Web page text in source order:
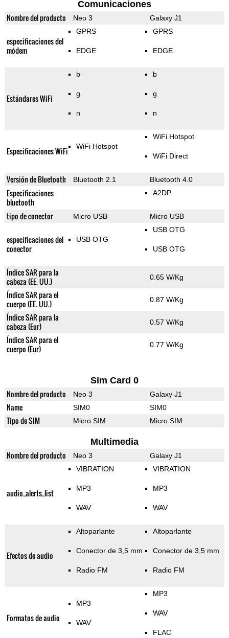
Comunicaciones
Nombre del producto Neo 3 Galaxy J1
especificaciones del
módem
GPRS
EDGE
GPRS
EDGE
Estándares WiFi
b
g
n
b
g
n
Especificaciones WiFi WiFi Hotspot
WiFi Hotspot
WiFi Direct
Versión de Bluetooth Bluetooth 2.1 Bluetooth 4.0
Especificaciones
bluetooth
A2DP
tipo de conector Micro USB Micro USB
especificaciones del
conector
USB OTG
USB OTG
USB OTG
Índice SAR para la
cabeza (EE. UU.)
0.65 W/Kg
Índice SAR para el
cuerpo (EE. UU.)
0.87 W/Kg
Índice SAR para la
cabeza (Eur)
0.57 W/Kg
Índice SAR para el
cuerpo (Eur)
0.77 W/Kg
Sim Card 0
Nombre del producto Neo 3 Galaxy J1
Name SIM0 SIM0
Tipo de SIM Micro SIM Micro SIM
Multimedia
Nombre del producto Neo 3 Galaxy J1
audio_alerts_list
VIBRATION
MP3
WAV
VIBRATION
MP3
WAV
Efectos de audio
Altoparlante
Conector de 3,5 mm
Radio FM
Altoparlante
Conector de 3,5 mm
Radio FM
Formatos de audio
MP3
WAV
MP3
WAV
FLAC